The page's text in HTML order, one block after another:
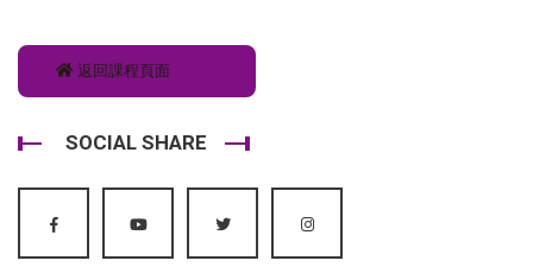
返回課程頁面
SOCIAL SHARE